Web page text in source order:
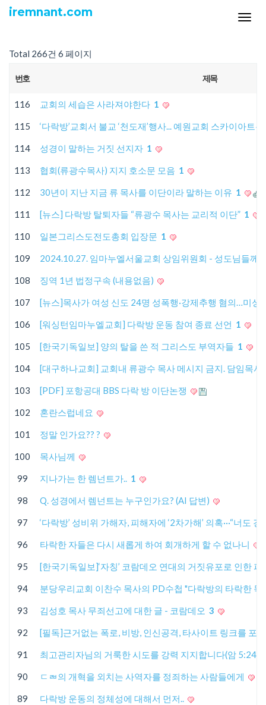
iremnant.com
Total 266건 6 페이지
번호 제목
116 교회의 세습은 사라져야한다 1
115 ‘다락방’교회서 불교 ‘천도재’행사... 예원교회 스카이아트
114 성경이 말하는 거짓 선지자 1
113 협회(류광수목사) 지지 호소문 모음 1
112 30년이 지난 지금 류 목사를 이단이라 말하는 이유 1
111 [뉴스] 다락방 탈퇴자들 “류광수 목사는 교리적 이단” 1
110 일본그리스도전도총회 입장문 1
109 2024.10.27. 임마누엘서울교회 상임위원회 - 성도님들께
108 징역 1년 법정구속 (내용없음)
107 [뉴스]목사가 여성 신도 24명 성폭행·강제추행 혐의…미성
106 [워싱턴임마누엘교회] 다락방 운동 참여 종료 선언 1
105 [한국기독일보] 양의 탈을 쓴 적 그리스도 부역자들 1
104 [대구하나교회] 교회내 류광수 목사 메시지 금지. 담임목
103 [PDF] 포항공대 BBS 다락 방 이단논쟁
102 혼란스럽네요
101 정말 인가요?? ?
100 목사님께
99 지나가는 한 렘넌트가.. 1
98 Q. 성경에서 렘넌트는 누구인가요? (AI 답변)
97 ‘다락방’ 성비위 가해자, 피해자에 ‘2차가해’ 의혹···“너도
96 타락한 자들은 다시 새롭게 하여 회개하게 할 수 없나니
95 [한국기독일보]‘자칭’ 코람데오 연대의 거짓유포로 인한
94 분당우리교회 이찬수 목사의 PD수첩 "다락방의 타락한
93 김성호 목사 무죄선고에 대한 글 - 코람데오 3
92 [필독]근거없는 폭로, 비방, 인신공격, 타사이트 링크를 포
91 최고관리자님의 거룩한 시도를 강력 지지합니다(암 5:24)
90 ㄷㄼ의 개혁을 외치는 사역자를 정죄하는 사람들에게
89 다락방 운동의 정체성에 대해서 먼저..